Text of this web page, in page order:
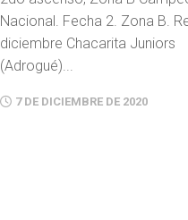
Nacional. Fecha 2. Zona B.
diciembre Chacarita
(Adrogué)...
7 DE DICIEMBRE DE 2020